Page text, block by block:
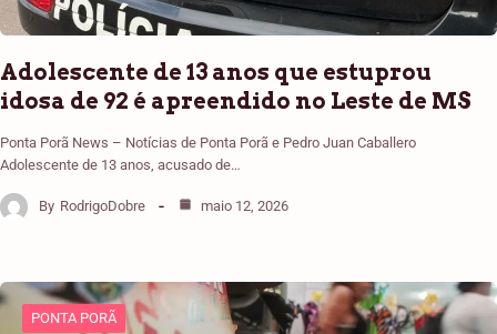
Adolescente de 13 anos que estuprou
idosa de 92 é apreendido no Leste de MS
Ponta Porã News – Notícias de Ponta Porã e Pedro Juan Caballero
Adolescente de 13 anos, acusado de…
By RodrigoDobre maio 12, 2026
PONTA PORÃ